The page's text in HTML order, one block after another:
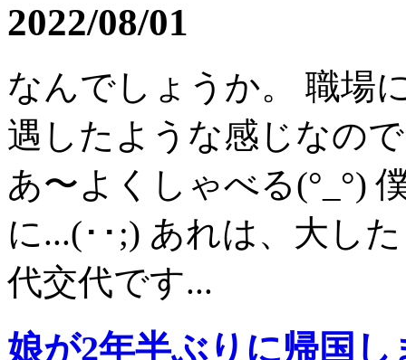
2022/08/01
なんでしょうか。 職場
遇したような感じなの
あ〜よくしゃべる(°_°)
に...(･･;) あれは、大し
代交代です...
娘が2年半ぶりに帰国し